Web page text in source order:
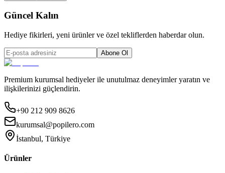
Güncel Kalın
Hediye fikirleri, yeni ürünler ve özel tekliflerden haberdar olun.
Abone Ol
Premium kurumsal hediyeler ile unutulmaz deneyimler yaratın ve
ilişkilerinizi güçlendirin.
+90 212 909 8626
kurumsal@popilero.com
İstanbul, Türkiye
Ürünler